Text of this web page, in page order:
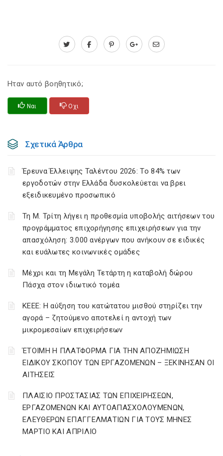
Ηταν αυτό βοηθητικό;
Ναι Οχι
Σχετικά Άρθρα
Έρευνα Έλλειψης Ταλέντου 2026: Το 84% των
εργοδοτών στην Ελλάδα δυσκολεύεται να βρει
εξειδικευμένο προσωπικό
Τη Μ. Τρίτη λήγει η προθεσμία υποβολής αιτήσεων του
προγράμματος επιχορήγησης επιχειρήσεων για την
απασχόληση: 3.000 ανέργων που ανήκουν σε ειδικές
και ευάλωτες κοινωνικές ομάδες
Μέχρι και τη Μεγάλη Τετάρτη η καταβολή δώρου
Πάσχα στον ιδιωτικό τομέα
ΚΕΕΕ: Η αύξηση του κατώτατου μισθού στηρίζει την
αγορά – ζητούμενο αποτελεί η αντοχή των
μικρομεσαίων επιχειρήσεων
ΈΤΟΙΜΗ Η ΠΛΑΤΦΟΡΜΑ ΓΙΑ ΤΗΝ ΑΠΟΖΗΜΙΩΣΗ
ΕΙΔΙΚΟΥ ΣΚΟΠΟΥ ΤΩΝ ΕΡΓΑΖΟΜΕΝΩΝ – ΞΕΚΙΝΗΣΑΝ ΟΙ
ΑΙΤΗΣΕΙΣ
ΠΛΑΙΣΙΟ ΠΡΟΣΤΑΣΙΑΣ ΤΩΝ ΕΠΙΧΕΙΡΗΣΕΩΝ,
ΕΡΓΑΖΟΜΕΝΩΝ ΚΑΙ ΑΥΤΟΑΠΑΣΧΟΛΟΥΜΕΝΩΝ,
ΕΛΕΥΘΕΡΩΝ ΕΠΑΓΓΕΛΜΑΤΙΩΝ ΓΙΑ ΤΟΥΣ ΜΗΝΕΣ
ΜΑΡΤΙΟ ΚΑΙ ΑΠΡΙΛΙΟ